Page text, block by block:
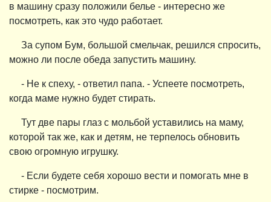
в машину сразу положили белье - интересно же
посмотреть, как это чудо работает.
За супом Бум, большой смельчак, решился спросить,
можно ли после обеда запустить машину.
- Не к спеху, - ответил папа. - Успеете посмотреть,
когда маме нужно будет стирать.
Тут две пары глаз с мольбой уставились на маму,
которой так же, как и детям, не терпелось обновить
свою огромную игрушку.
- Если будете себя хорошо вести и помогать мне в
стирке - посмотрим.